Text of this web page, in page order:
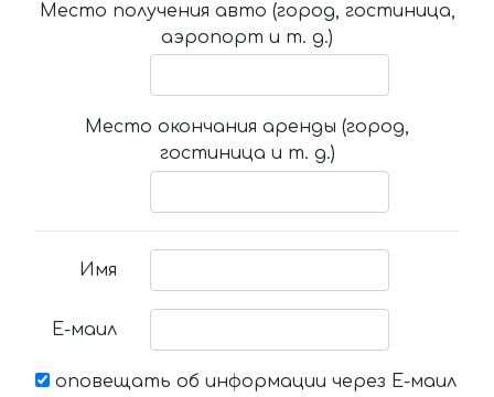
Место получения авто (город, гостиница,
аэропорт и т. д.)
Место окончания аренды (город,
гостиница и т. д.)
Имя
Е-маил
оповещать об информации через Е-маил